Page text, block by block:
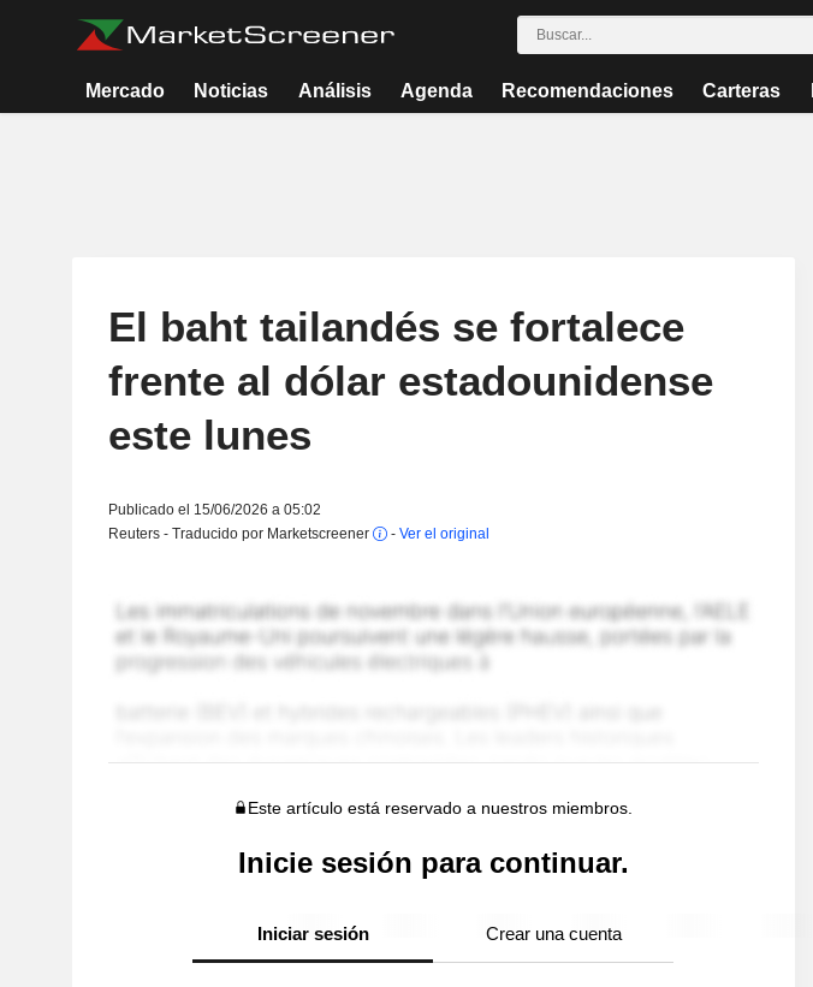
Mercado Noticias Análisis Agenda Recomendaciones Carteras
El baht tailandés se fortalece
frente al dólar estadounidense
este lunes
Publicado el 15/06/2026 a 05:02
Reuters - Traducido por Marketscreener
- Ver el original
Este artículo está reservado a nuestros miembros.
Inicie sesión para continuar.
Iniciar sesión Crear una cuenta